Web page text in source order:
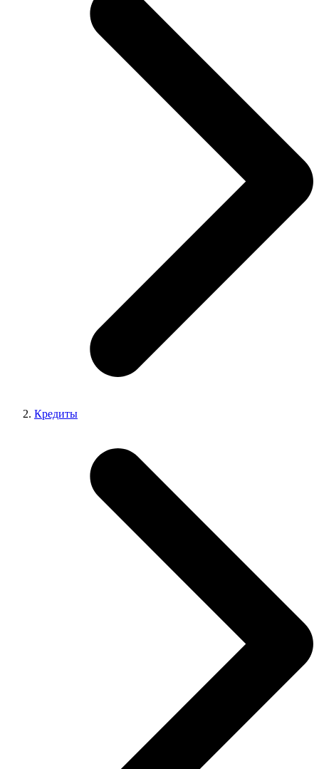
Кредиты